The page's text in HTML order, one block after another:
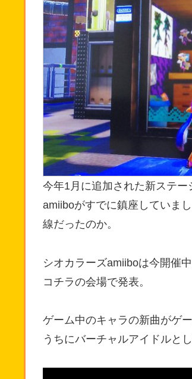
今年1月に追加された新ステ
amiiboがすでに鎮座していま
線だったのか。
シオカラーズamiiboは今開催
コチラの会場で発表。
ゲーム中のキャラの新曲がゲ
うちにバーチャルアイドルと